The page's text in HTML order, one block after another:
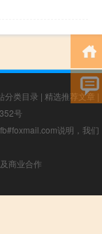
分类目录 | 精选推荐文章 |
号
说明，我们
商业合作